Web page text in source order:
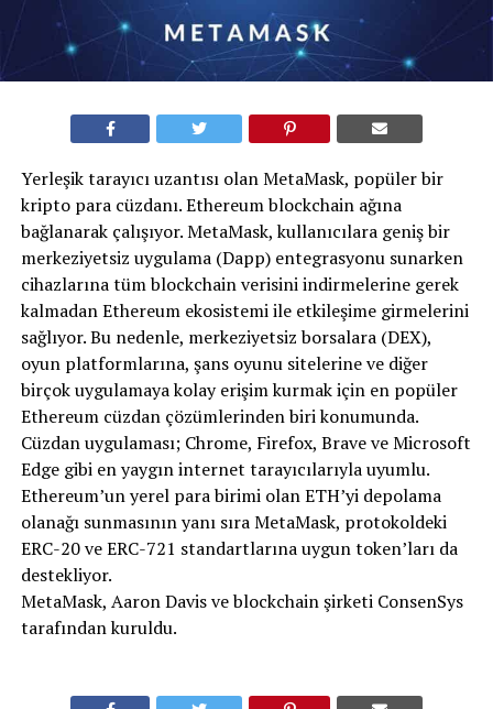
Yerleşik tarayıcı uzantısı olan MetaMask, popüler bir
kripto para cüzdanı. Ethereum blockchain ağına
bağlanarak çalışıyor. MetaMask, kullanıcılara geniş bir
merkeziyetsiz uygulama (Dapp) entegrasyonu sunarken
cihazlarına tüm blockchain verisini indirmelerine gerek
kalmadan Ethereum ekosistemi ile etkileşime girmelerini
sağlıyor. Bu nedenle, merkeziyetsiz borsalara (DEX),
oyun platformlarına, şans oyunu sitelerine ve diğer
birçok uygulamaya kolay erişim kurmak için en popüler
Ethereum cüzdan çözümlerinden biri konumunda.
Cüzdan uygulaması; Chrome, Firefox, Brave ve Microsoft
Edge gibi en yaygın internet tarayıcılarıyla uyumlu.
Ethereum’un yerel para birimi olan ETH’yi depolama
olanağı sunmasının yanı sıra MetaMask, protokoldeki
ERC-20 ve ERC-721 standartlarına uygun token’ları da
destekliyor.
MetaMask, Aaron Davis ve blockchain şirketi ConsenSys
tarafından kuruldu.